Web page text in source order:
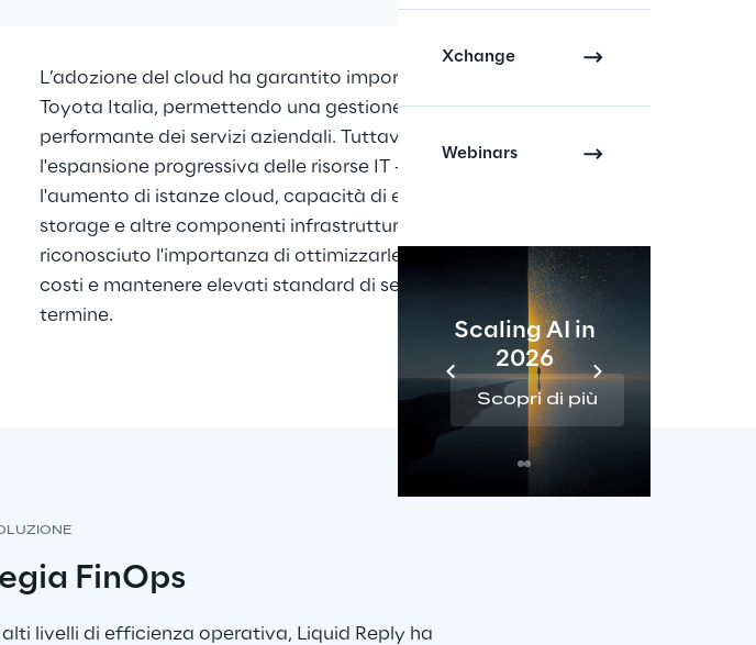
Prebuilt AI Apps
Scopri di più
Xchange
Webinars
Scaling AI in
2026
Scopri di più
L’adozione del cloud ha garantito importanti benefici a
Toyota Italia, permettendo una gestione più rapida e
performante dei servizi aziendali. Tuttavia, con
l'espansione progressiva delle risorse IT – intese come
l'aumento di istanze cloud, capacità di elaborazione,
storage e altre componenti infrastrutturali – l’azienda ha
riconosciuto l'importanza di ottimizzarle per contenere i
costi e mantenere elevati standard di servizio nel lungo
termine.
FinOps
livelli di efficienza operativa, Liquid Reply ha